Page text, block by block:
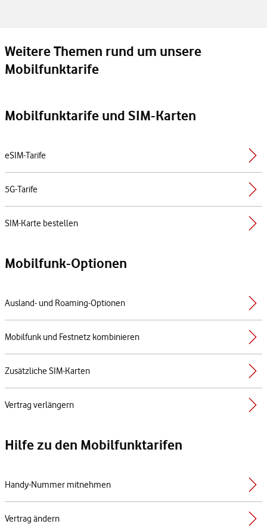
Weitere Themen rund um unsere
Mobilfunktarife
Mobilfunktarife und SIM-Karten
eSIM-Tarife
5G-Tarife
SIM-Karte bestellen
Mobilfunk-Optionen
Ausland- und Roaming-Optionen
Mobilfunk und Festnetz kombinieren
Zusätzliche SIM-Karten
Vertrag verlängern
Hilfe zu den Mobilfunktarifen
Handy-Nummer mitnehmen
Vertrag ändern